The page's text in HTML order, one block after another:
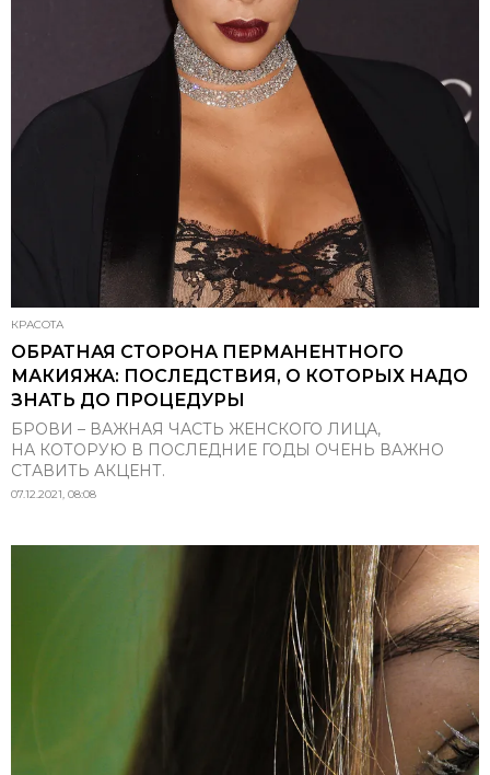
КРАСОТА
ОБРАТНАЯ СТОРОНА ПЕРМАНЕНТНОГО
МАКИЯЖА: ПОСЛЕДСТВИЯ, О КОТОРЫХ НАДО
ЗНАТЬ ДО ПРОЦЕДУРЫ
БРОВИ – ВАЖНАЯ ЧАСТЬ ЖЕНСКОГО ЛИЦА,
НА КОТОРУЮ В ПОСЛЕДНИЕ ГОДЫ ОЧЕНЬ ВАЖНО
СТАВИТЬ АКЦЕНТ.
07.12.2021, 08:08